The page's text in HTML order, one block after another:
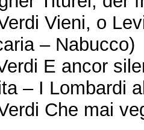
Vieni, o
– Nabucco)
E ancor
– I Lombardi
Che mai